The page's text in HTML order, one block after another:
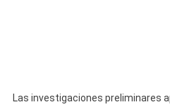
Las investigaciones preliminares